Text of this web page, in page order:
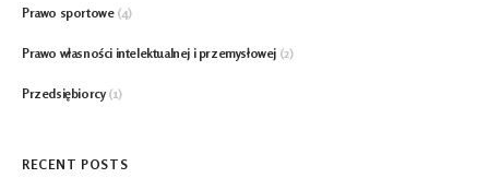
Prawo sportowe(4)
Prawo własności intelektualnej i przemysłowej (2)
Przedsiębiorcy(1)
RECENT POSTS